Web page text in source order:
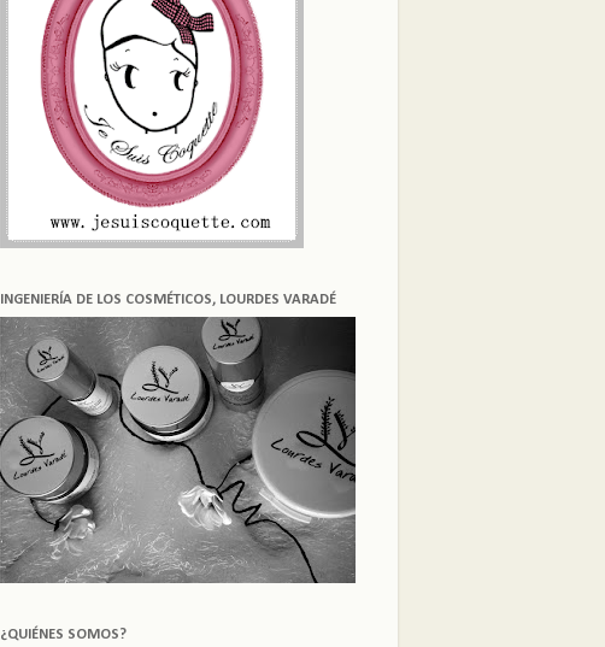
INGENIERÍA DE LOS COSMÉTICOS, LOURDES VARADÉ
¿QUIÉNES SOMOS?